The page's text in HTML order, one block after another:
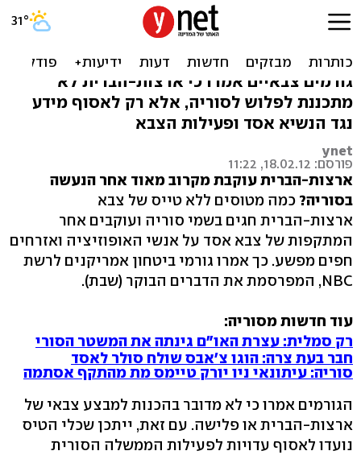
דיווח: ארה"ב מפעילה
מל"טים בשמי סוריה
גורמים צבאיים אמרו כי ארצות-הברית לא
מתכננת לפלוש לסוריה, אלא רק לאסוף מידע
נגד הנשיא אסד ופעילות הצבא
ynet
פורסם: 18.02.12, 11:22
ארצות-הברית עוקבת מקרוב מאוד אחר הנעשה
בסוריה? כמה מטוסים ללא טייס של צבא
ארצות-הברית חגים בשמי סוריה ועוקבים אחר
המתקפות של צבא אסד על אנשי האופוזיציה ואזרחים
חפים מפשע. כך אמרו גורמי ביטחון אמריקנים לרשת
NBC, המפרסמת את הדברים הבוקר (שבת).
עוד חדשות מסוריה:
רק סמלית: עצרת האו"ם גינתה את המשטר הסורי
חבר בעת צרה: הוגו צ'אבס שולח סולר לאסד
סוריה: עיתונאי ניו יורק טיימס מת מהתקף אסתמה
הגורמים אמרו כי לא מדובר בהכנות למבצע צבאי של
ארצות-הברית או פלישה. עם זאת, ייתכן שכלי הטיס
נועדו לאסוף עדויות לפעילות הממשלה הסורית